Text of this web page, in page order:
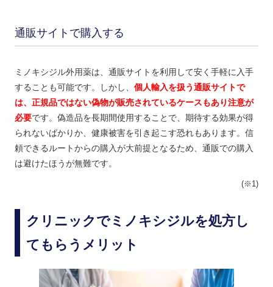
通販サイトで購入する
ミノキシジル外用薬は、通販サイトを利用して安く手軽に入手
することも可能です。しかし、 個人輸入を扱う通販サイトで
は、正規品ではない偽物が販売されているケースもあり注意が
必要です。偽造品を長期間使用することで、期待する効果が得
られないばかりか、健康被害を引き起こす恐れもあります。信
頼できるルートからの購入が大前提となるため、通販での購入
は避けたほうが無難です。
(※1)
クリニックでミノキシジルを処方し
てもらうメリット